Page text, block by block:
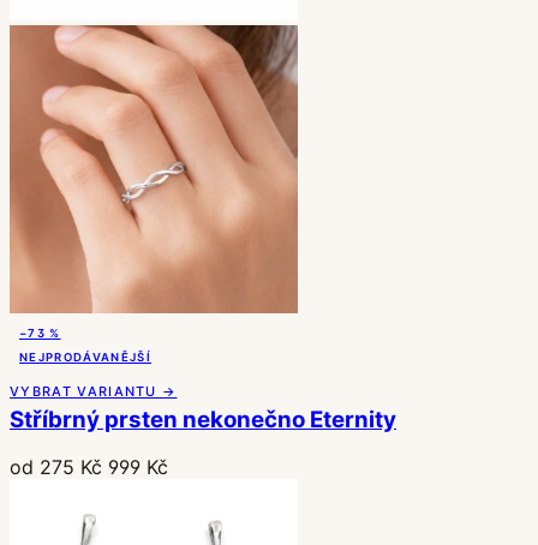
−73 %
NEJPRODÁVANĚJŠÍ
VYBRAT VARIANTU →
Stříbrný prsten nekonečno Eternity
od 275 Kč 999 Kč